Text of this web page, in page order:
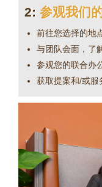
2: 参观我们
前往您选择的地
与团队会面，了
参观您的联合办
获取提案和/或服